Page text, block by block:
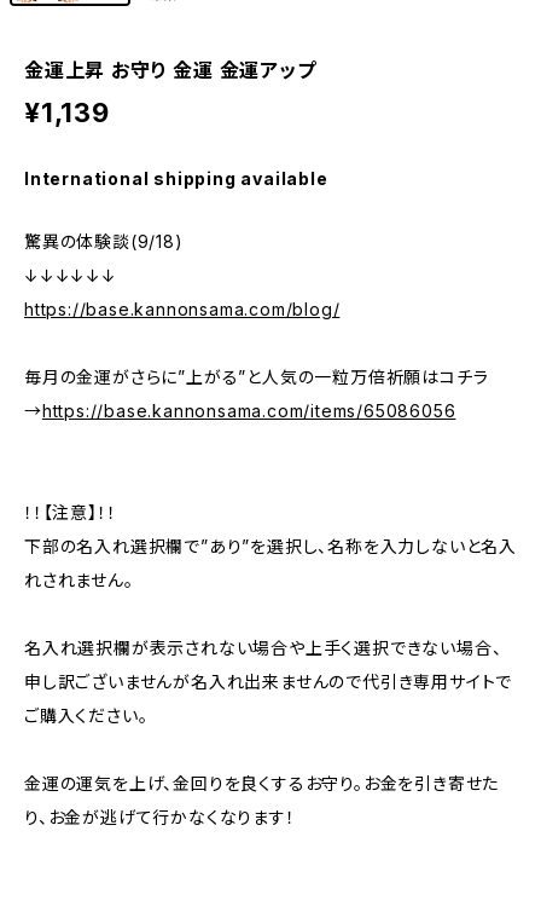
金運上昇 お守り 金運 金運アップ
¥1,139
International shipping available
驚異の体験談(9/18)
↓↓↓↓↓↓
https://base.kannonsama.com/blog/
毎月の金運がさらに”上がる”と人気の一粒万倍祈願はコチラ
→https://base.kannonsama.com/items/65086056
！！【注意】！！
下部の名入れ選択欄で”あり”を選択し、名称を入力しないと名入
れされません。
名入れ選択欄が表示されない場合や上手く選択できない場合、
申し訳ございませんが名入れ出来ませんので代引き専用サイトで
ご購入ください。
金運の運気を上げ、金回りを良くするお守り。お金を引き寄せた
り、お金が逃げて行かなくなります！